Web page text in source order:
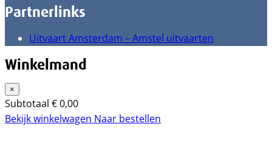
Partnerlinks
Uitvaart Amsterdam – Amstel uitvaarten
Winkelmand
×
Subtotaal €0,00
Bekijk winkelwagen Naar bestellen